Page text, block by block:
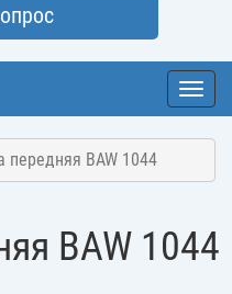
передняя BAW 1044
BAW 1044